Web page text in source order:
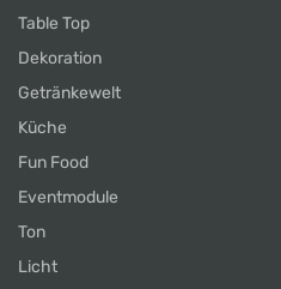
Table Top
Dekoration
Getränkewelt
Küche
Fun Food
Eventmodule
Ton
Licht